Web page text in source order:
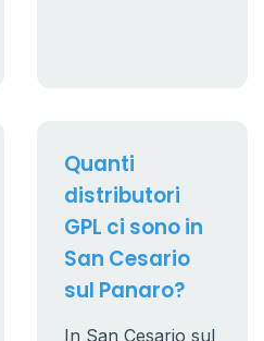
Quanti
distributori
GPL ci sono in
San Cesario
sul Panaro?
In San Cesario sul